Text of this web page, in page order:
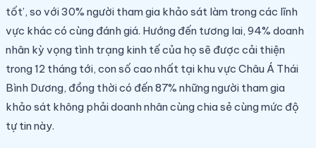
tốt’, so với 30% người tham gia khảo sát làm trong các lĩnh
vực khác có cùng đánh giá. Hướng đến tương lai, 94% doanh
nhân kỳ vọng tình trạng kinh tế của họ sẽ được cải thiện
trong 12 tháng tới, con số cao nhất tại khu vực Châu Á Thái
Bình Dương, đồng thời có đến 87% những người tham gia
khảo sát không phải doanh nhân cùng chia sẻ cùng mức độ
tự tin này.